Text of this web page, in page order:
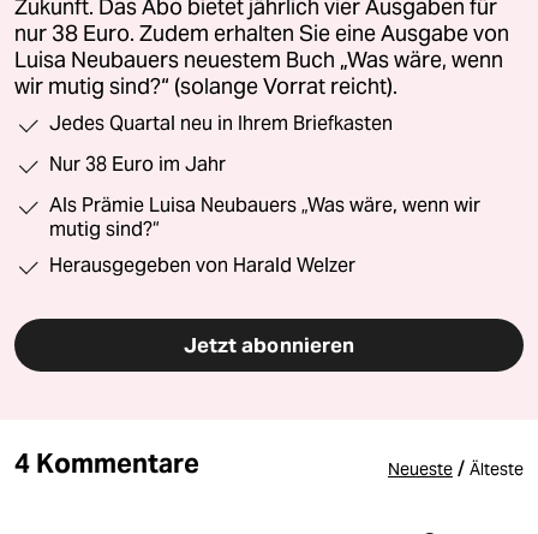
Zukunft. Das Abo bietet jährlich vier Ausgaben für
nur 38 Euro. Zudem erhalten Sie eine Ausgabe von
Luisa Neubauers neuestem Buch „Was wäre, wenn
wir mutig sind?“ (solange Vorrat reicht).
Jedes Quartal neu in Ihrem Briefkasten
Nur 38 Euro im Jahr
Als Prämie Luisa Neubauers „Was wäre, wenn wir
mutig sind?“
Herausgegeben von Harald Welzer
Jetzt abonnieren
4 Kommentare Neueste / Älteste